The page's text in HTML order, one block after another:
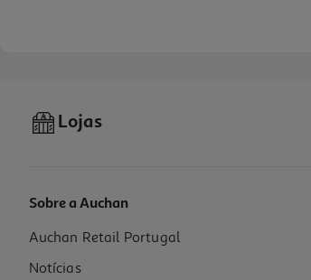
Óculos De Sol Chicco 24m Azul Un
14.99 €/un
Lojas
Sobre a Auchan
Auchan Retail Portugal
Notícias